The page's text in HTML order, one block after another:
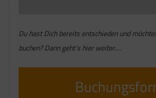
Du hast Dich bereits entschieden und
buchen? Dann geht’s hier weiter….